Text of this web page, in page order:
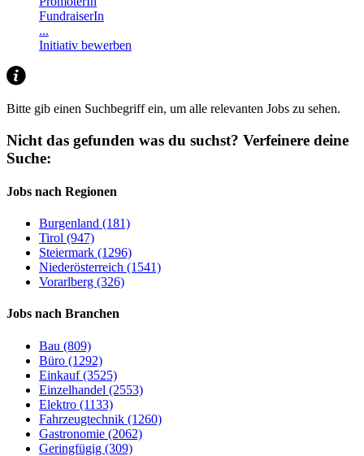
FundraiserIn
...
Initiativ bewerben
Bitte gib einen Suchbegriff ein, um alle relevanten Jobs zu sehen.
Nicht das gefunden was du suchst? Verfeinere deine
Suche:
Jobs nach Regionen
Burgenland (181)
Tirol (947)
Steiermark (1296)
Niederösterreich (1541)
Vorarlberg (326)
Jobs nach Branchen
Bau (809)
Büro (1292)
Einkauf (3525)
Einzelhandel (2553)
Elektro (1133)
Fahrzeugtechnik (1260)
Gastronomie (2062)
Geringfügig (309)